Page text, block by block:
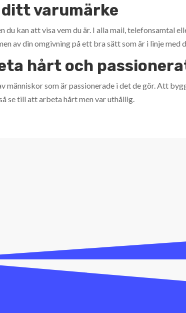
ditt varumärke
du kan att visa vem du är. I alla mail, telefonsamtal
av din omgivning på ett bra sätt som är i linje med
hårt och
människor som är passionerade i det de gör. Att
se till att arbeta hårt men var uthållig.